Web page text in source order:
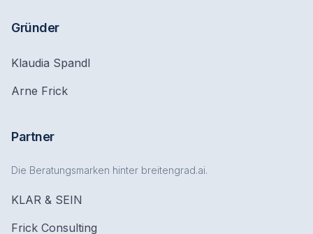
Gründer
Klaudia Spandl
Arne Frick
Partner
Die Beratungsmarken hinter breitengrad.ai.
KLAR & SEIN
Frick Consulting